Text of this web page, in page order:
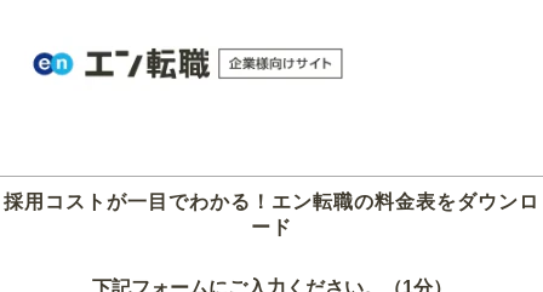
採用コストが一目でわかる！エン転職の料金表をダウンロ
ード
下記フォームにご入力ください。（1分）